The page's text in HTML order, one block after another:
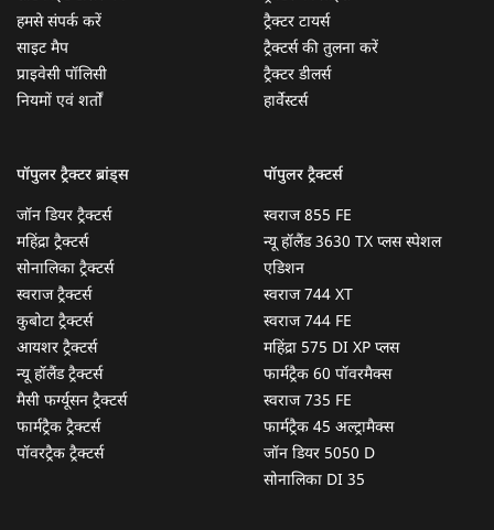
हमसे संपर्क करें
साइट मैप
प्राइवेसी पॉलिसी
नियमों एवं शर्तों
ट्रैक्टर टायर्स
ट्रैक्टर्स की तुलना करें
ट्रैक्टर डीलर्स
हार्वेस्टर्स
पॉपुलर ट्रैक्टर ब्रांड्स
जॉन डियर ट्रैक्टर्स
महिंद्रा ट्रैक्टर्स
सोनालिका ट्रैक्टर्स
स्वराज ट्रैक्टर्स
कुबोटा ट्रैक्टर्स
आयशर ट्रैक्टर्स
न्यू हॉलैंड ट्रैक्टर्स
मैसी फर्ग्यूसन ट्रैक्टर्स
फार्मट्रैक ट्रैक्टर्स
पॉवरट्रैक ट्रैक्टर्स
पॉपुलर ट्रैक्टर्स
स्वराज 855 FE
न्यू हॉलैंड 3630 TX प्लस स्पेशल
एडिशन
स्वराज 744 XT
स्वराज 744 FE
महिंद्रा 575 DI XP प्लस
फार्मट्रैक 60 पॉवरमैक्स
स्वराज 735 FE
फार्मट्रैक 45 अल्ट्रामैक्स
जॉन डियर 5050 D
सोनालिका DI 35